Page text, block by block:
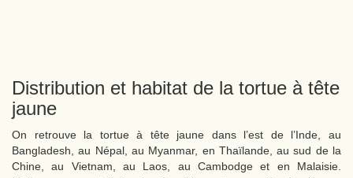
Distribution et habitat de la tortue à tête
jaune
On retrouve la tortue à tête jaune dans l’est de l’Inde, au
Bangladesh, au Népal, au Myanmar, en Thaïlande, au sud de la
Chine, au Vietnam, au Laos, au Cambodge et en Malaisie.